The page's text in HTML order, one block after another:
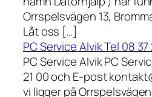
Orrspelsvägen 13,
Låt oss […]
PC Service Alvik Tel 08 37
PC Service Alvik PC
21 00 och E-post
vi ligger på